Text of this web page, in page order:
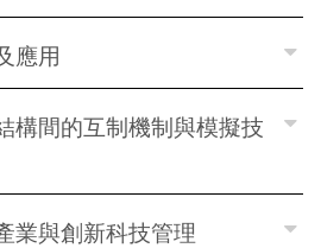
應用
構間的互制機制與模擬技
業與創新科技管理